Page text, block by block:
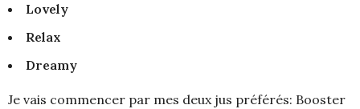
Lovely
Relax
Dreamy
Je vais commencer par mes deux jus préférés: Booster